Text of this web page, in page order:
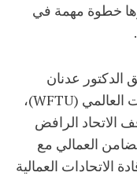
خطوة مهمة في
الدكتور عدنان
عزوز، المدير الإقليمي لـاتحاد النقابات العالمي (WFTU)،
الرافض
العمالي مع
العمالية